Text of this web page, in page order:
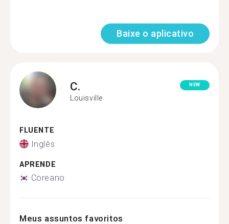
Baixe o aplicativo
C.
Louisville
NEW
FLUENTE
Inglês
APRENDE
Coreano
Meus assuntos favoritos